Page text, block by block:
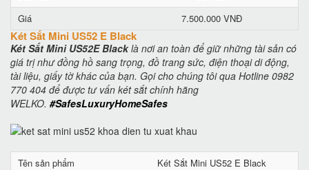
Giá
7.500.000 VNĐ
Két Sắt Mini US52 E Black
Két Sắt Mini US52E Blacklà nơi an toàn để giữ những tài sản có
giá trị như đồng hồ sang trọng, đồ trang sức, điện thoại di động,
tài liệu, giấy tờ khác của bạn. Gọi cho chúng tôi qua Hotline 0982
770 404 để được tư vấn két sắt chính hãng
WELKO. #SafesLuxuryHomeSafes
Tên sản phẩm
Két Sắt Mini US52 E Black